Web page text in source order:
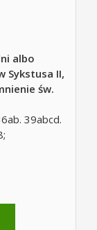
albo
Sykstusa II,
św.
39abcd.